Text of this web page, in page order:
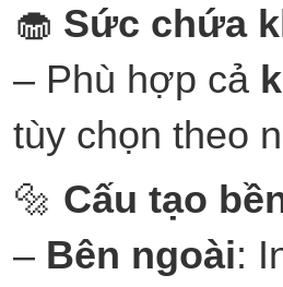
🧁 Sức chứa
– Phù hợp cả
tùy chọn theo
🔩 Cấu tạo
– Bên ngoài: